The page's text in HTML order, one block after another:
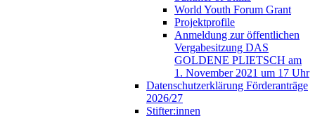
World Youth Forum Grant
Projektprofile
Anmeldung zur öffentlichen
Vergabesitzung DAS
GOLDENE PLIETSCH am
1. November 2021 um 17 Uhr
Datenschutzerklärung Förderanträge
2026/27
Stifter:innen